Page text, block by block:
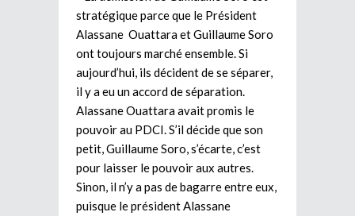
stratégique parce que le Président
Alassane Ouattara et Guillaume Soro
ont toujours marché ensemble. Si
aujourd’hui, ils décident de se séparer,
il y a eu un accord de séparation.
Alassane Ouattara avait promis le
pouvoir au PDCI. S’il décide que son
petit, Guillaume Soro, s’écarte, c’est
pour laisser le pouvoir aux autres.
Sinon, il n’y a pas de bagarre entre eux,
puisque le président Alassane